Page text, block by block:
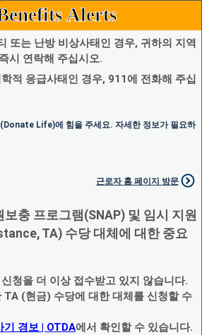
Alerts
또는 난방 비상사태인 경우, 귀하의 지역
시 연락해 주십시오.
적 응급사태인 경우, 911에 전화해 주십
Life)에 힘을 주세요. 자세한 정보가 필요하
근로자 홈 페이지 방문
충 프로그램(SNAP) 및 임시 지원
TA) 수당 대체에 대한 중요
청을 더 이상 접수받고 있지 않습니다.
TA (현금) 수당에 대한 대체를 신청할 수
기 경보 | OTDA에서 확인할 수 있습니다.